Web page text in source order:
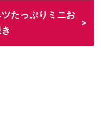
たっぷりミニお